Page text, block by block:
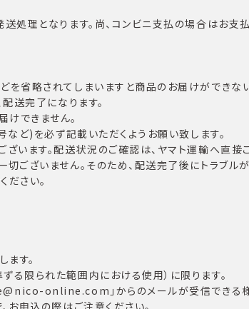
処理となります。尚、コンビニ支払の場合はお
省略されてしまいますと商品のお届けができな
送完了になります。
できません。
ど)を必ず記載いただくようお願い致します。
います。配送状況のご確認は、ヤマト運輸へ直接
ございません。そのため、配送完了後にトラブル
さい。
す。
限られた範囲内における使用）に限ります。
online.com」からのメールが受信できる様
お申込の際はご注意ください。